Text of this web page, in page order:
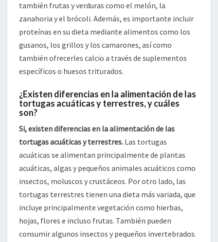
también frutas y verduras como el melón, la
zanahoria y el brócoli. Además, es importante incluir
proteínas en su dieta mediante alimentos como los
gusanos, los grillos y los camarones, así como
también ofrecerles calcio a través de suplementos
específicos o huesos triturados.
¿Existen diferencias en la alimentación de las
tortugas acuáticas y terrestres, y cuáles
son?
Si, existen diferencias en la alimentación de las
tortugas acuáticas y terrestres. Las tortugas
acuáticas se alimentan principalmente de plantas
acuáticas, algas y pequeños animales acuáticos como
insectos, moluscos y crustáceos. Por otro lado, las
tortugas terrestres tienen una dieta más variada, que
incluye principalmente vegetación como hierbas,
hojas, flores e incluso frutas. También pueden
consumir algunos insectos y pequeños invertebrados.